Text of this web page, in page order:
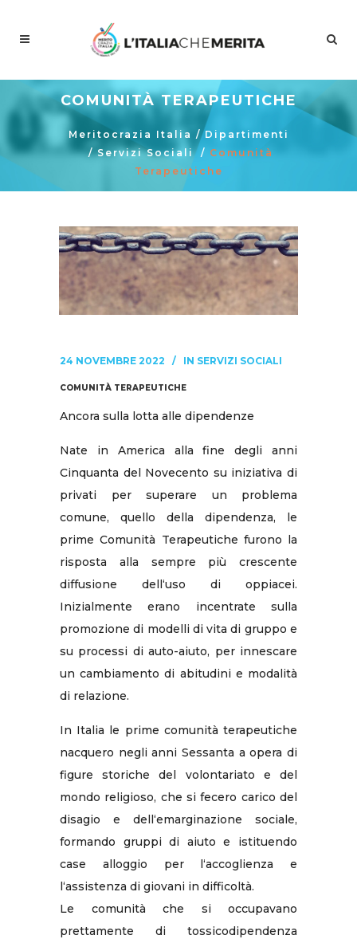
COMUNITÀ TERAPEUTICHE
Meritocrazia Italia /Dipartimenti
/Servizi Sociali / Comunità
Terapeutiche
24 NOVEMBRE 2022 IN SERVIZI SOCIALI
COMUNITÀ TERAPEUTICHE
Ancora sulla lotta alle dipendenze
Nate in America alla fine degli anni
Cinquanta del Novecento su iniziativa di
privati per superare un problema
comune, quello della dipendenza, le
prime Comunità Terapeutiche furono la
risposta alla sempre più crescente
diffusione dell‘uso di oppiacei.
Inizialmente erano incentrate sulla
promozione di modelli di vita di gruppo e
su processi di auto-aiuto, per innescare
un cambiamento di abitudini e modalità
di relazione.
In Italia le prime comunità terapeutiche
nacquero negli anni Sessanta a opera di
figure storiche del volontariato e del
mondo religioso, che si fecero carico del
disagio e dell‘emarginazione sociale,
formando gruppi di aiuto e istituendo
case alloggio per l‘accoglienza e
l‘assistenza di giovani in difficoltà.
Le comunità che si occupavano
prettamente di tossicodipendenza